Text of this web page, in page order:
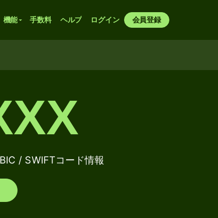
機能 手数料 ヘルプ ログイン 会員登録
/ SWIFTコード情報